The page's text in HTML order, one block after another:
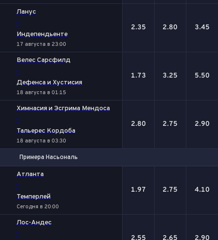
Ланус
-
Индепендьенте
17 августа в 23:00
2.35 2.80 3.45
Велес Сарсфилд
-
Дефенса и Хустисия
18 августа в 01:15
1.73 3.25 5.50
Химнасия и Эсгрима Мендоса
-
Тальерес Кордоба
18 августа в 03:30
2.80 2.75 2.90
Примера Насьональ
Атланта
-
Темперлей
Сегодня в 20:00
1.97 2.75 4.10
Лос-Андес
- 2.55 2.65 2.90